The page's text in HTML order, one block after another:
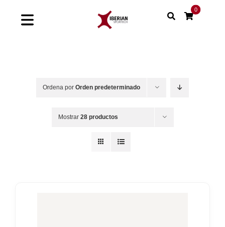
Toggle
0
Ordena por Orden predeterminado
Mostrar 28 productos